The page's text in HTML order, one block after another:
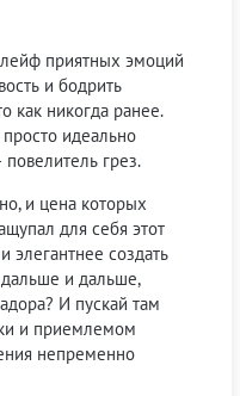
приятных эмоций
и бодрить
как никогда ранее.
идеально
грез.
и цена которых
для себя этот
элегантнее создать
дальше и дальше,
И пускай там
и приемлемом
непременно